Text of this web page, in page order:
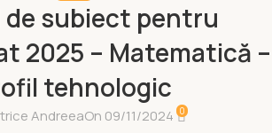
de subiect pentru
2025 – Matematică –
tehnologic
AndreeaOn 09/11/2024 0